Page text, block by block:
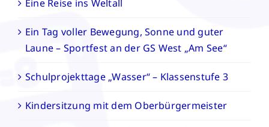
Eine Reise ins Weltall
Ein Tag voller Bewegung, Sonne und guter
Laune – Sportfest an der GS West „Am See“
Schulprojekttage „Wasser“ – Klassenstufe 3
Kindersitzung mit dem Oberbürgermeister